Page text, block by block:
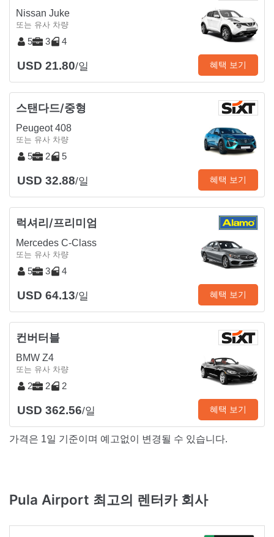
Nissan Juke
또는 유사 차량
5 3 4
USD 21.80/일 혜택 보기
스탠다드/중형
Peugeot 408
또는 유사 차량
5 2 5
USD 32.88/일 혜택 보기
럭셔리/프리미엄
Mercedes C-Class
또는 유사 차량
5 3 4
USD 64.13/일 혜택 보기
컨버터블
BMW Z4
또는 유사 차량
2 2 2
USD 362.56/일 혜택 보기
가격은 1일 기준이며 예고없이 변경될 수 있습니다.
Pula Airport 최고의 렌터카 회사